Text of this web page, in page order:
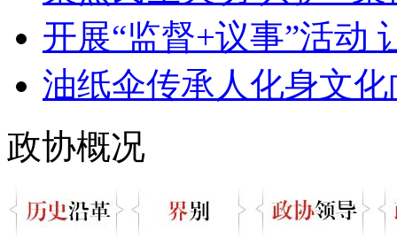
开展“监督+议事”活动
油纸伞传承人化身文
政协概况